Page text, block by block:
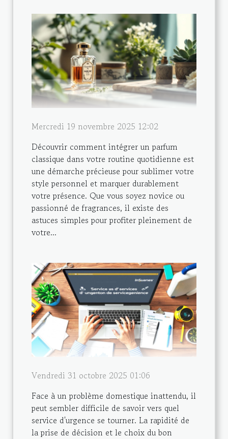
Mercredi 19 novembre 2025 12:02
Découvrir comment intégrer un parfum
classique dans votre routine quotidienne est
une démarche précieuse pour sublimer votre
style personnel et marquer durablement
votre présence. Que vous soyez novice ou
passionné de fragrances, il existe des
astuces simples pour profiter pleinement de
votre...
Vendredi 31 octobre 2025 01:06
Face à un problème domestique inattendu, il
peut sembler difficile de savoir vers quel
service d'urgence se tourner. La rapidité de
la prise de décision et le choix du bon